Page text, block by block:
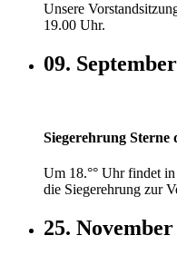
Unsere
19.00 Uhr.
09.
Siegerehrung Sterne
Um 18.°° Uhr findet
die Siegerehrung zur
25. November